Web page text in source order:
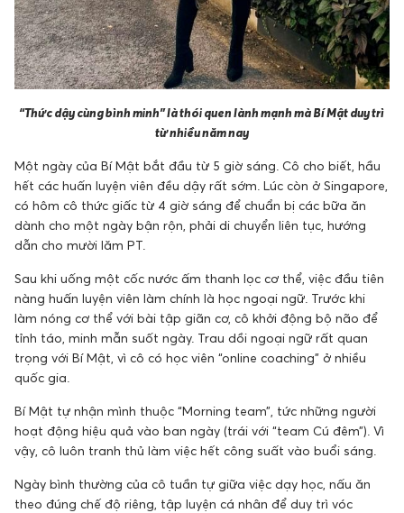
“Thức dậy cùng bình minh” là thói quen lành mạnh mà Bí Mật duy trì
từ nhiều năm nay
Một ngày của Bí Mật bắt đầu từ 5 giờ sáng. Cô cho biết, hầu
hết các huấn luyện viên đều dậy rất sớm. Lúc còn ở Singapore,
có hôm cô thức giấc từ 4 giờ sáng để chuẩn bị các bữa ăn
dành cho một ngày bận rộn, phải di chuyển liên tục, hướng
dẫn cho mười lăm PT.
Sau khi uống một cốc nước ấm thanh lọc cơ thể, việc đầu tiên
nàng huấn luyện viên làm chính là học ngoại ngữ. Trước khi
làm nóng cơ thể với bài tập giãn cơ, cô khởi động bộ não để
tỉnh táo, minh mẫn suốt ngày. Trau dồi ngoại ngữ rất quan
trọng với Bí Mật, vì cô có học viên “online coaching” ở nhiều
quốc gia.
Bí Mật tự nhận mình thuộc “Morning team”, tức những người
hoạt động hiệu quả vào ban ngày (trái với “team Cú đêm”). Vì
vậy, cô luôn tranh thủ làm việc hết công suất vào buổi sáng.
Ngày bình thường của cô tuần tự giữa việc dạy học, nấu ăn
theo đúng chế độ riêng, tập luyện cá nhân để duy trì vóc